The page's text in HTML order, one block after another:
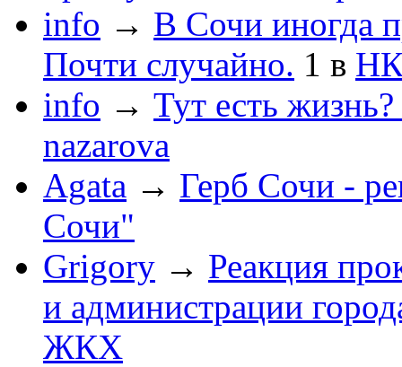
info → В Сочи иногда
Почти случайно. 1 в
info → Тут есть
nazarova
Agata → Герб Сочи -
Сочи"
Grigory → Реакция
и администрации
ЖКХ